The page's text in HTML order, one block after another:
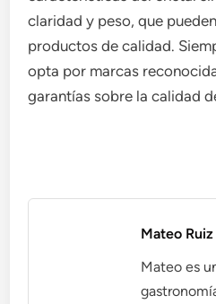
claridad y peso, que
productos de calidad.
opta por marcas
garantías sobre la calidad
Mateo Ruiz
Mateo es